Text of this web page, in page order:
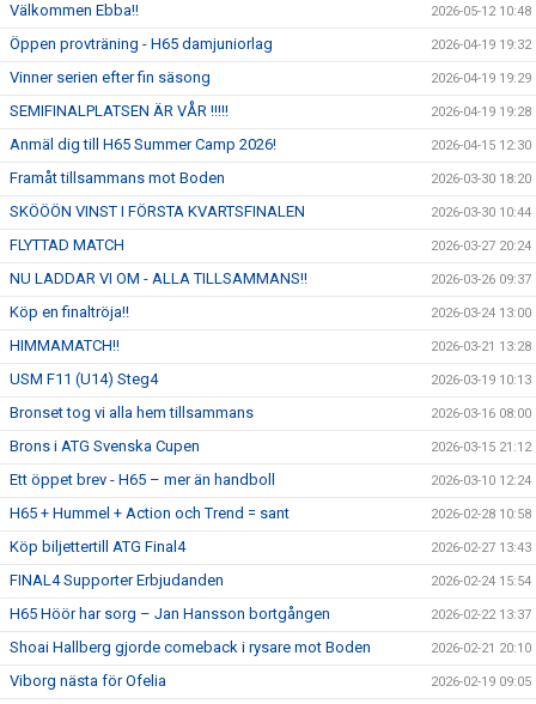
Välkommen Ebba!! 2026-05-12 10:48
Öppen provträning - H65 damjuniorlag 2026-04-19 19:32
Vinner serien efter fin säsong 2026-04-19 19:29
SEMIFINALPLATSEN ÄR VÅR !!!!! 2026-04-19 19:28
Anmäl dig till H65 Summer Camp 2026! 2026-04-15 12:30
Framåt tillsammans mot Boden 2026-03-30 18:20
SKÖÖÖN VINST I FÖRSTA KVARTSFINALEN 2026-03-30 10:44
FLYTTAD MATCH 2026-03-27 20:24
NU LADDAR VI OM - ALLA TILLSAMMANS!! 2026-03-26 09:37
Köp en finaltröja!! 2026-03-24 13:00
HIMMAMATCH!! 2026-03-21 13:28
USM F11 (U14) Steg4 2026-03-19 10:13
Bronset tog vi alla hem tillsammans 2026-03-16 08:00
Brons i ATG Svenska Cupen 2026-03-15 21:12
Ett öppet brev - H65 – mer än handboll 2026-03-10 12:24
H65 + Hummel + Action och Trend = sant 2026-02-28 10:58
Köp biljettertill ATG Final4 2026-02-27 13:43
FINAL4 Supporter Erbjudanden 2026-02-24 15:54
H65 Höör har sorg – Jan Hansson bortgången 2026-02-22 13:37
Shoai Hallberg gjorde comeback i rysare mot Boden 2026-02-21 20:10
Viborg nästa för Ofelia 2026-02-19 09:05